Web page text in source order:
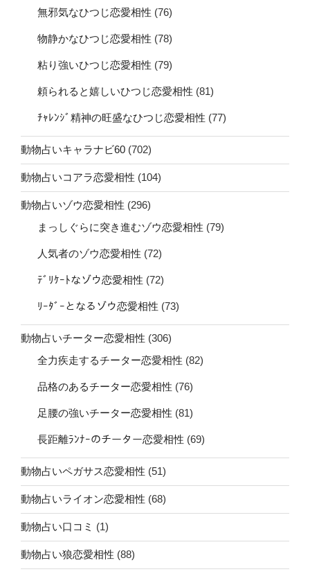
無邪気なひつじ恋愛相性 (76)
物静かなひつじ恋愛相性 (78)
粘り強いひつじ恋愛相性 (79)
頼られると嬉しいひつじ恋愛相性 (81)
ﾁｬﾚﾝｼﾞ精神の旺盛なひつじ恋愛相性 (77)
動物占いキャラナビ60 (702)
動物占いコアラ恋愛相性 (104)
動物占いゾウ恋愛相性 (296)
まっしぐらに突き進むゾウ恋愛相性 (79)
人気者のゾウ恋愛相性 (72)
ﾃﾞﾘｹｰﾄなゾウ恋愛相性 (72)
ﾘｰﾀﾞｰとなるゾウ恋愛相性 (73)
動物占いチーター恋愛相性 (306)
全力疾走するチーター恋愛相性 (82)
品格のあるチーター恋愛相性 (76)
足腰の強いチーター恋愛相性 (81)
長距離ﾗﾝﾅｰのチーター恋愛相性 (69)
動物占いペガサス恋愛相性 (51)
動物占いライオン恋愛相性 (68)
動物占い口コミ (1)
動物占い狼恋愛相性 (88)